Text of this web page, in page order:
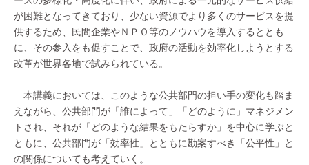
が困難となってきており、少ない資源でより多くのサービスを提
供するため、民間企業やＮＰＯ等のノウハウを導入するととも
に、その参入をも促すことで、政府の活動を効率化しようとする
改革が世界各地で試みられている。
本講義においては、このような公共部門の担い手の変化も踏ま
えながら、公共部門が「誰によって」「どのように」マネジメン
トされ、それが「どのような結果をもたらすか」を中心に学ぶと
ともに、公共部門が「効率性」とともに勘案すべき「公平性」と
の関係についても考えていく。